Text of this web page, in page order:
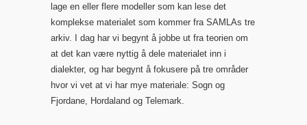
lage en eller flere modeller som kan lese det
komplekse materialet som kommer fra SAMLAs tre
arkiv. I dag har vi begynt å jobbe ut fra teorien om
at det kan være nyttig å dele materialet inn i
dialekter, og har begynt å fokusere på tre områder
hvor vi vet at vi har mye materiale: Sogn og
Fjordane, Hordaland og Telemark.